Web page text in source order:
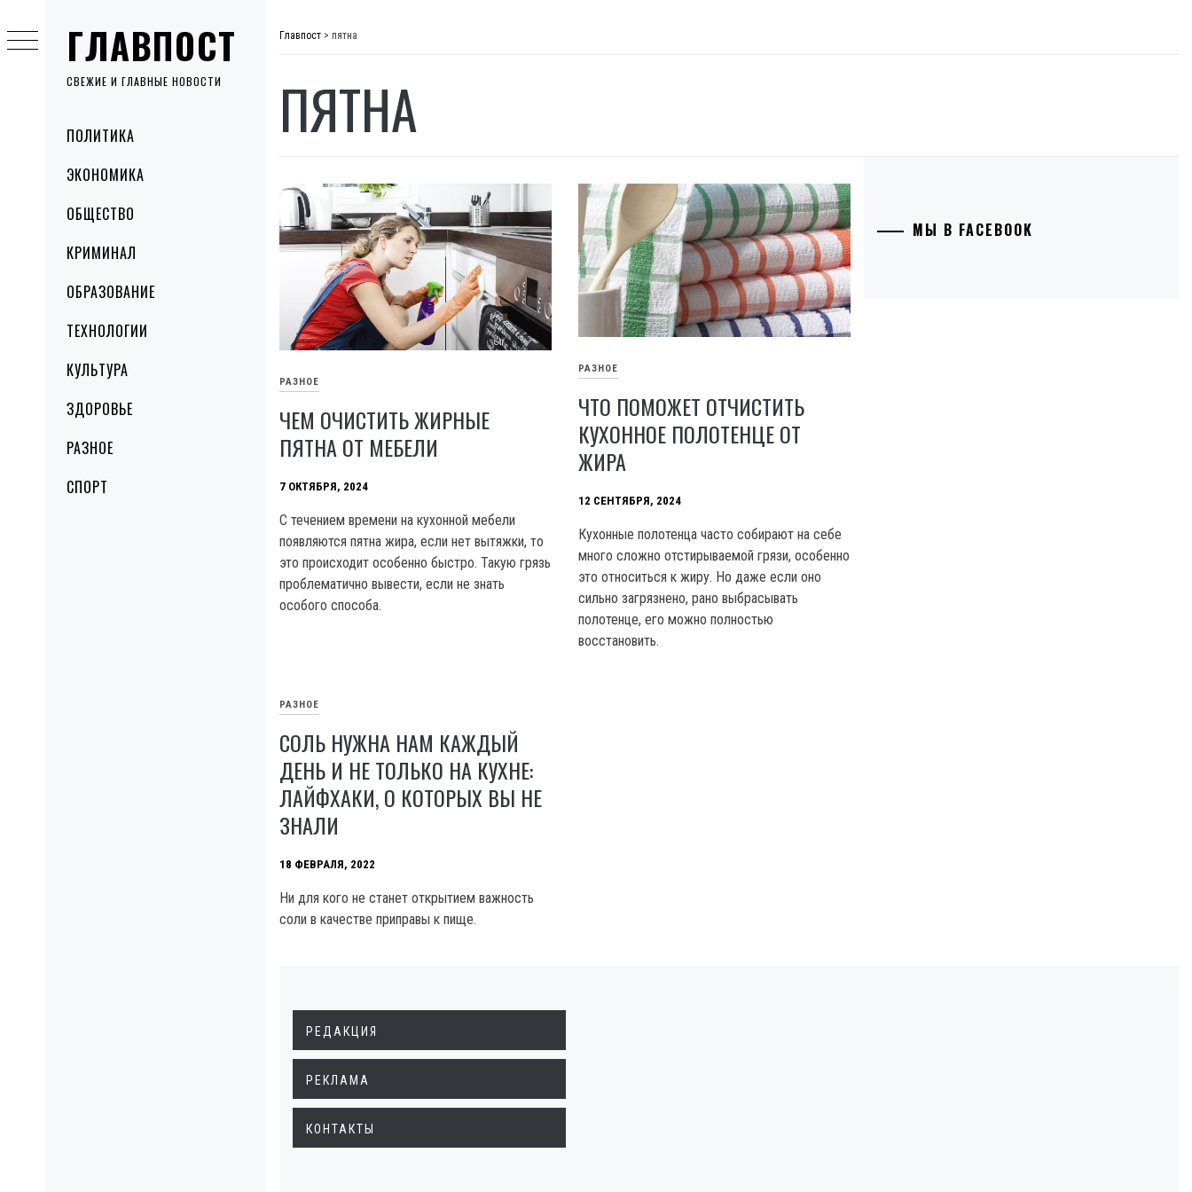
ГЛАВПОСТ
СВЕЖИЕ И ГЛАВНЫЕ НОВОСТИ
MenuПОЛИТИКА
ЭКОНОМИКА
ОБЩЕСТВО
КРИМИНАЛ
ОБРАЗОВАНИЕ
ТЕХНОЛОГИИ
КУЛЬТУРА
ЗДОРОВЬЕ
РАЗНОЕ
СПОРТ
to
content
Главпост > пятна
ПЯТНА
РАЗНОЕ
ЧЕМ ОЧИСТИТЬ ЖИРНЫЕ
ПЯТНА ОТ МЕБЕЛИ
7 ОКТЯБРЯ, 2024
С течением времени на кухонной мебели
появляются пятна жира, если нет вытяжки, то
это происходит особенно быстро. Такую грязь
проблематично вывести, если не знать
особого способа.
РАЗНОЕ
ЧТО ПОМОЖЕТ ОТЧИСТИТЬ
КУХОННОЕ ПОЛОТЕНЦЕ ОТ
ЖИРА
12 СЕНТЯБРЯ, 2024
Кухонные полотенца часто собирают на себе
много сложно отстирываемой грязи, особенно
это относиться к жиру. Но даже если оно
сильно загрязнено, рано выбрасывать
полотенце, его можно полностью
восстановить.
РАЗНОЕ
СОЛЬ НУЖНА НАМ КАЖДЫЙ
ДЕНЬ И НЕ ТОЛЬКО НА КУХНЕ:
ЛАЙФХАКИ, О КОТОРЫХ ВЫ НЕ
ЗНАЛИ
18 ФЕВРАЛЯ, 2022
Ни для кого не станет открытием важность
соли в качестве приправы к пище.
МЫ В FACEBOOK
РЕДАКЦИЯ
РЕКЛАМА
КОНТАКТЫ